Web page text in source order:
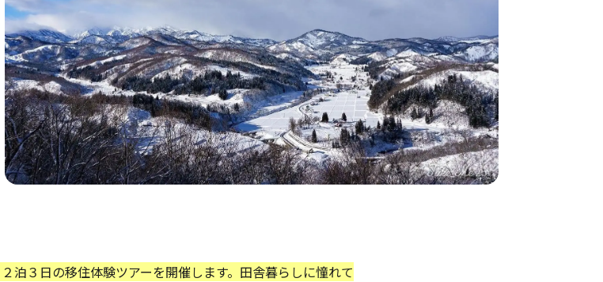
泊３日の移住体験ツアーを開催します。田舎暮らしに憧れて